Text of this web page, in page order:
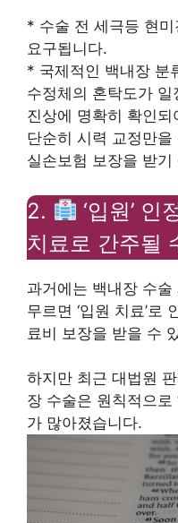
* 수술 전 세극등 현
요구됩니다.
* 국제적인 백내장 분
수정체의 혼탁도가
진상에 명확히 확인
단순히 시력 교정만
실손보험 보장을 받
2.
‘입원’
치료로 간주될
과거에는 백내장 수
무르면 ‘입원 치료’로
료비 보장을 받을 수
하지만 최근 대법원
장 수술은 원칙적으로
가 많아졌습니다.